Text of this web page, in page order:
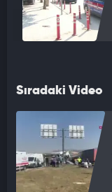
Sıradaki Video